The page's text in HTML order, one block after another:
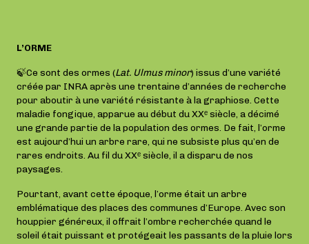
L’ORME
🍃Ce sont des ormes (Lat. Ulmus minor) issus d’une variété
créée par INRA après une trentaine d’années de recherche
pour aboutir à une variété résistante à la graphiose. Cette
maladie fongique, apparue au début du XXᵉ siècle, a décimé
une grande partie de la population des ormes. De fait, l’orme
est aujourd’hui un arbre rare, qui ne subsiste plus qu’en de
rares endroits. Au fil du XXᵉ siècle, il a disparu de nos
paysages.
Pourtant, avant cette époque, l’orme était un arbre
emblématique des places des communes d’Europe. Avec son
houppier généreux, il offrait l’ombre recherchée quand le
soleil était puissant et protégeait les passants de la pluie lors